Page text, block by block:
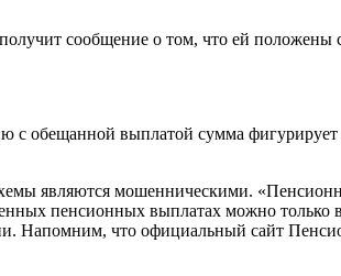
сообщение о том, что ей положены
с обещанной выплатой сумма
являются мошенническими. «
пенсионных выплатах можно только
Напомним, что официальный сайт